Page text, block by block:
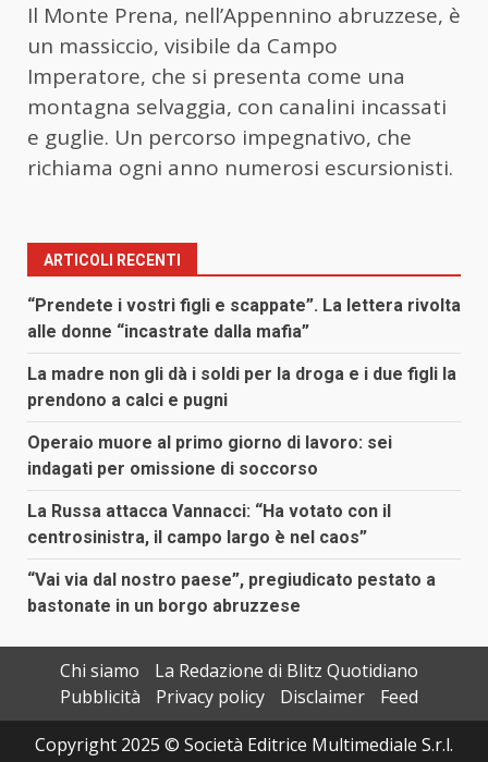
Il Monte Prena, nell’Appennino abruzzese, è
un massiccio, visibile da Campo
Imperatore, che si presenta come una
montagna selvaggia, con canalini incassati
e guglie. Un percorso impegnativo, che
richiama ogni anno numerosi escursionisti.
ARTICOLI RECENTI
“Prendete i vostri figli e scappate”. La lettera rivolta
alle donne “incastrate dalla mafia”
La madre non gli dà i soldi per la droga e i due figli la
prendono a calci e pugni
Operaio muore al primo giorno di lavoro: sei
indagati per omissione di soccorso
La Russa attacca Vannacci: “Ha votato con il
centrosinistra, il campo largo è nel caos”
“Vai via dal nostro paese”, pregiudicato pestato a
bastonate in un borgo abruzzese
Chi siamo
La Redazione di Blitz Quotidiano
Pubblicità
Privacy policy Disclaimer
Feed
Copyright 2025 © Società Editrice Multimediale S.r.l.